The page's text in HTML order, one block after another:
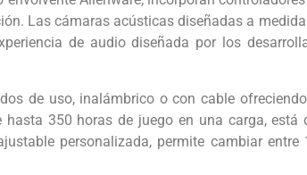
Las cámaras acústicas diseñadas a
de audio diseñada por los
de uso, inalámbrico o con cable
350 horas de juego en una carga, está
personalizada, permite cambiar